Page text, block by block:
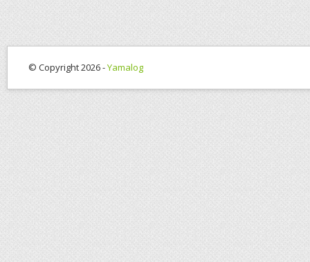
© Copyright 2026 -Yamalog